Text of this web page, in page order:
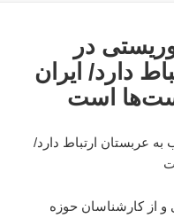
در
دارد/ ایران
است
عربستان ارتباط دارد/
و از کارشناسان حوزه